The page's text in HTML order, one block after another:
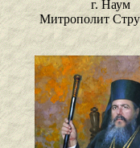
г. Наум
Митрополит